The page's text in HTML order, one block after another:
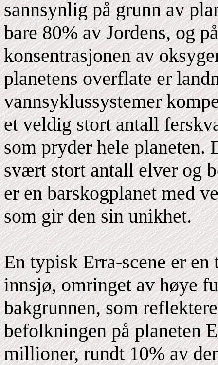
sannsynlig på grunn av
bare 80% av Jordens, og
konsentrasjonen av
planetens overflate er
vannsyklussystemer
et veldig stort antall
som pryder hele planeten.
svært stort antall elver og
er en barskogplanet med
som gir den sin unikhet.
En typisk Erra-scene er
innsjø, omringet av høye
bakgrunnen, som
befolkningen på planeten
millioner, rundt 10% av